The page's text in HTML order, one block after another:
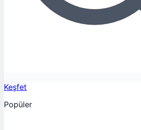
Keşfet
Popüler